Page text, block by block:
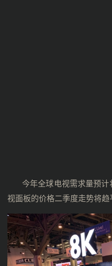
今年全球电视需求量预计
视面板的价格二季度走势将趋